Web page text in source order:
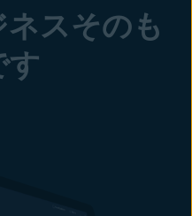
スそのも
す